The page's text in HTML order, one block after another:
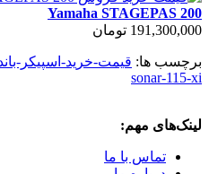
Yamaha STAGEPAS 200
191,300,000 تومان
برچسب ها:
sonar-115-xi
لینک‌های مهم:
تماس با ما